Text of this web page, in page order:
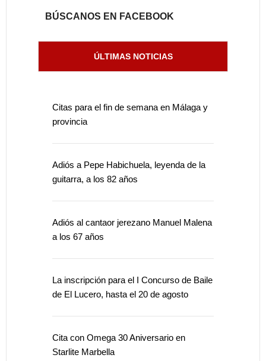
BÚSCANOS EN FACEBOOK
ÚLTIMAS NOTICIAS
Citas para el fin de semana en Málaga y
provincia
Adiós a Pepe Habichuela, leyenda de la
guitarra, a los 82 años
Adiós al cantaor jerezano Manuel Malena
a los 67 años
La inscripción para el I Concurso de Baile
de El Lucero, hasta el 20 de agosto
Cita con Omega 30 Aniversario en
Starlite Marbella